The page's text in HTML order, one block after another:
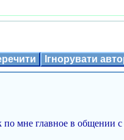
Ігнорувати
мне главное в общении